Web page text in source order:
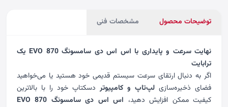
توضیحات محصول مشخصات فنی
نهایت سرعت و پایداری با اس اس دی سامسونگ 870 EVO یک
ترابایت
اگر به دنبال ارتقای سرعت سیستم قدیمی خود هستید یا می‌خواهید
فضای ذخیره‌سازی لپ‌تاپ و کامپیوتردسکتاپ خود را با بالاترین
کیفیت ممکن افزایش دهید،
اس اس دی سامسونگ 870 EVO